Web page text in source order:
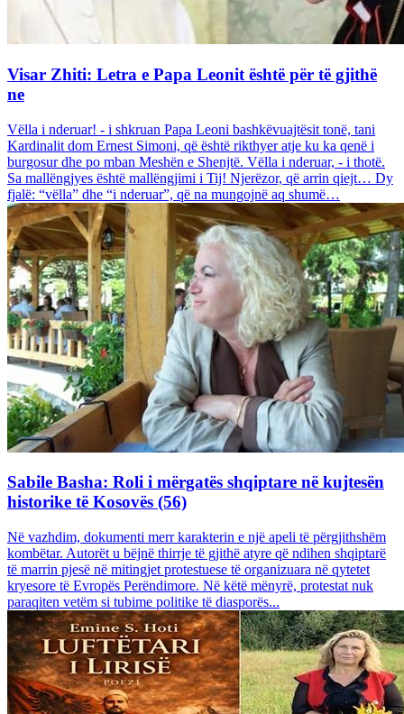
Visar Zhiti: Letra e Papa Leonit është për të gjithë
ne
Vëlla i nderuar! - i shkruan Papa Leoni bashkëvuajtësit tonë, tani
Kardinalit dom Ernest Simoni, që është rikthyer atje ku ka qenë i
burgosur dhe po mban Meshën e Shenjtë. Vëlla i nderuar, - i thotë.
Sa mallëngjyes është mallëngjimi i Tij! Njerëzor, që arrin qiejt… Dy
fjalë: “vëlla” dhe “i nderuar”, që na mungojnë aq shumë…
Sabile Basha: Roli i mërgatës shqiptare në kujtesën
historike të Kosovës (56)
Në vazhdim, dokumenti merr karakterin e një apeli të përgjithshëm
kombëtar. Autorët u bëjnë thirrje të gjithë atyre që ndihen shqiptarë
të marrin pjesë në mitingjet protestuese të organizuara në qytetet
kryesore të Evropës Perëndimore. Në këtë mënyrë, protestat nuk
paraqiten vetëm si tubime politike të diasporës...